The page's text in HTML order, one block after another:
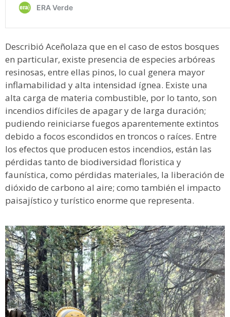
Describió Aceñolaza que en el caso de estos bosques
en particular, existe presencia de especies arbóreas
resinosas, entre ellas pinos, lo cual genera mayor
inflamabilidad y alta intensidad ígnea. Existe una
alta carga de materia combustible, por lo tanto, son
incendios difíciles de apagar y de larga duración;
pudiendo reiniciarse fuegos aparentemente extintos
debido a focos escondidos en troncos o raíces. Entre
los efectos que producen estos incendios, están las
pérdidas tanto de biodiversidad floristica y
faunística, como pérdidas materiales, la liberación de
dióxido de carbono al aire; como también el impacto
paisajístico y turístico enorme que representa.